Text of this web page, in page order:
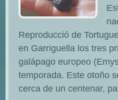
Reproducció de
en Garriguella los tres
galápago europeo
temporada. Este otoño
cerca de un centenar,